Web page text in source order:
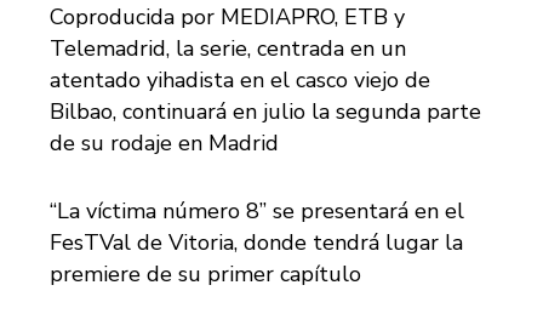
Coproducida por MEDIAPRO, ETB y
Telemadrid, la serie, centrada en un
atentado yihadista en el casco viejo de
Bilbao, continuará en julio la segunda parte
de su rodaje en Madrid
“La víctima número 8” se presentará en el
FesTVal de Vitoria, donde tendrá lugar la
premiere de su primer capítulo